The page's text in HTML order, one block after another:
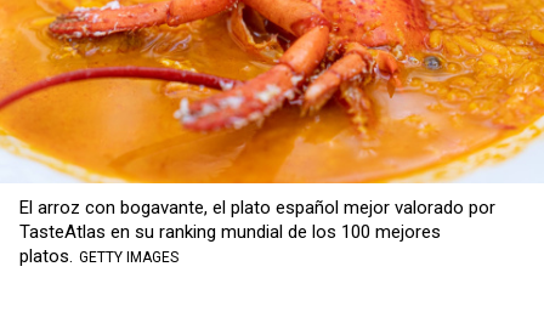
Copiar
El arroz con bogavante, el plato español mejor valorado por
TasteAtlas en su ranking mundial de los 100 mejores
platos. GETTY IMAGES